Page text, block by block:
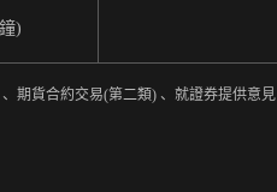
)
期貨合約交易(第二類) 、就證券提供